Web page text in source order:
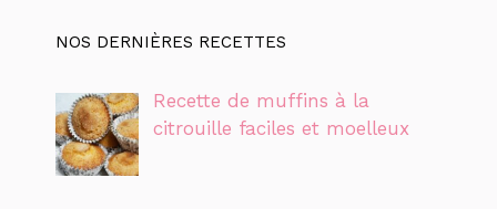
NOS DERNIÈRES RECETTES
Recette de muffins à la
citrouille faciles et moelleux